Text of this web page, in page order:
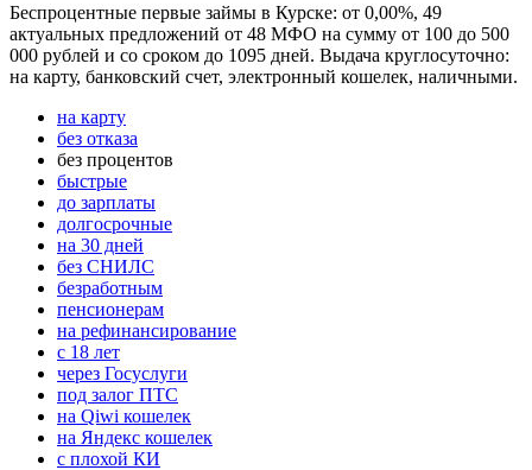
Беспроцентные первые займы в Курске: от 0,00%, 49
актуальных предложений от 48 МФО на сумму от 100 до 500
000 рублей и со сроком до 1095 дней. Выдача круглосуточно:
на карту, банковский счет, электронный кошелек, наличными.
на карту
без отказа
без процентов
быстрые
до зарплаты
долгосрочные
на 30 дней
без СНИЛС
безработным
пенсионерам
на рефинансирование
с 18 лет
через Госуслуги
под залог ПТС
на Qiwi кошелек
на Яндекс кошелек
с плохой КИ